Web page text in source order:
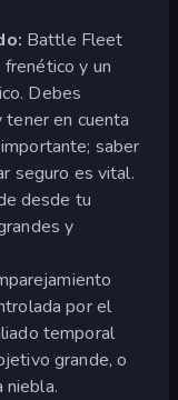
Battle Fleet
y un
Debes
tener en cuenta
saber
seguro es vital.
desde tu
y
por el
temporal
grande, o
niebla.